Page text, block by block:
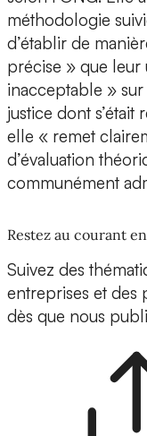
méthodologie
d’établir de
précise » que leur
inacceptable »
justice dont s’était
elle « remet
d’évaluation
communément
Restez au courant
Suivez des
entreprises et des
dès que nous